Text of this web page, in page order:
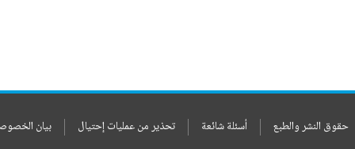
حقوق النشر والطبع أسئلة شائعة تحذير من عمليات إحتيال بيان